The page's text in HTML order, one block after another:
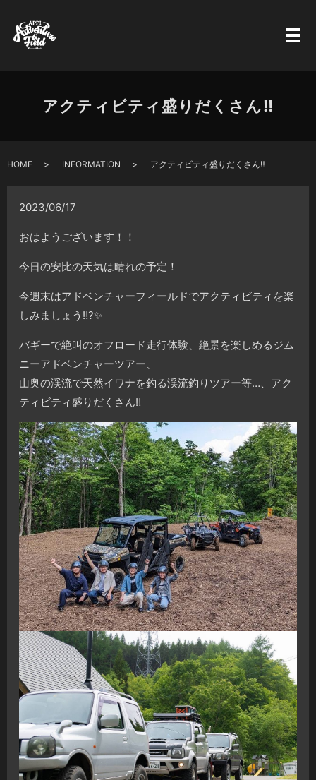
アクティビティ盛りだくさん‼️
HOME INFORMATION アクティビティ盛りだくさん‼️
2023/06/17
おはようございます！！
今日の安比の天気は晴れの予定！
今週末はアドベンチャーフィールドでアクティビティを楽
しみましょう‼️?✨
バギーで絶叫のオフロード走行体験、絶景を楽しめるジム
ニーアドベンチャーツアー、
山奥の渓流で天然イワナを釣る渓流釣りツアー等…、アク
ティビティ盛りだくさん‼️